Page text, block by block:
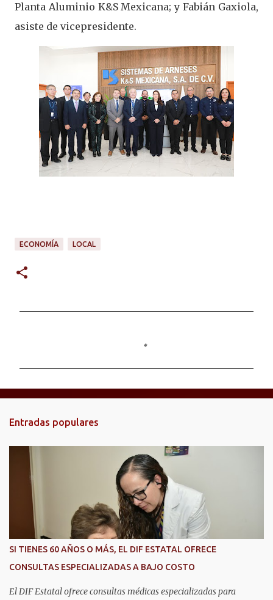
Planta Aluminio K&S Mexicana; y Fabián Gaxiola,
asiste de vicepresidente.
ECONOMÍA LOCAL
n
t
Entradas populares
SI TIENES 60 AÑOS O MÁS, EL DIF ESTATAL OFRECE
CONSULTAS ESPECIALIZADAS A BAJO COSTO
El DIF Estatal ofrece consultas médicas especializadas para